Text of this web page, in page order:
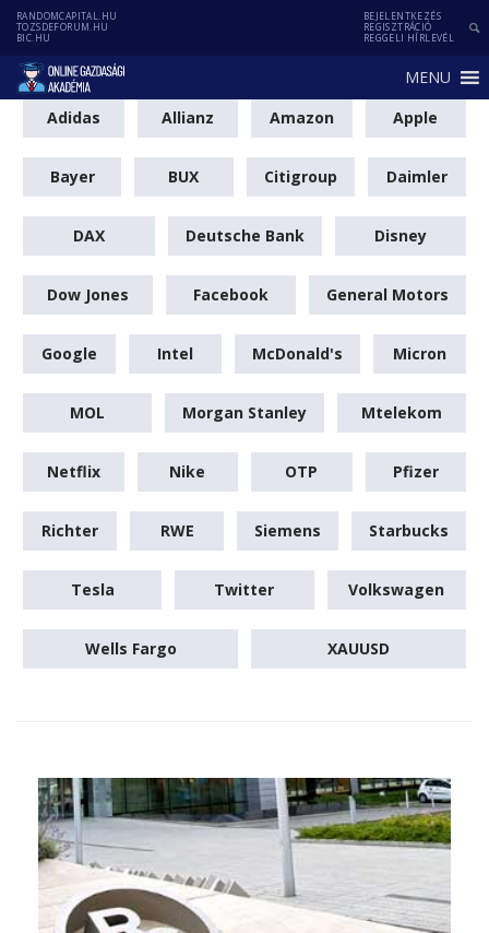
RANDOMCAPITAL.HU
TOZSDEFORUM.HU
BIC.HU
BEJELENTKEZÉS
REGISZTRÁCIÓ
REGGELI HÍRLEVÉL
MENU
Adidas
Allianz Amazon Apple
Bayer BUX Citigroup Daimler
DAX Deutsche Bank Disney
Dow Jones Facebook General Motors
Google Intel McDonald's Micron
MOL Morgan Stanley Mtelekom
Netflix Nike OTP Pfizer
Richter RWE Siemens Starbucks
Tesla Twitter Volkswagen
Wells Fargo XAUUSD